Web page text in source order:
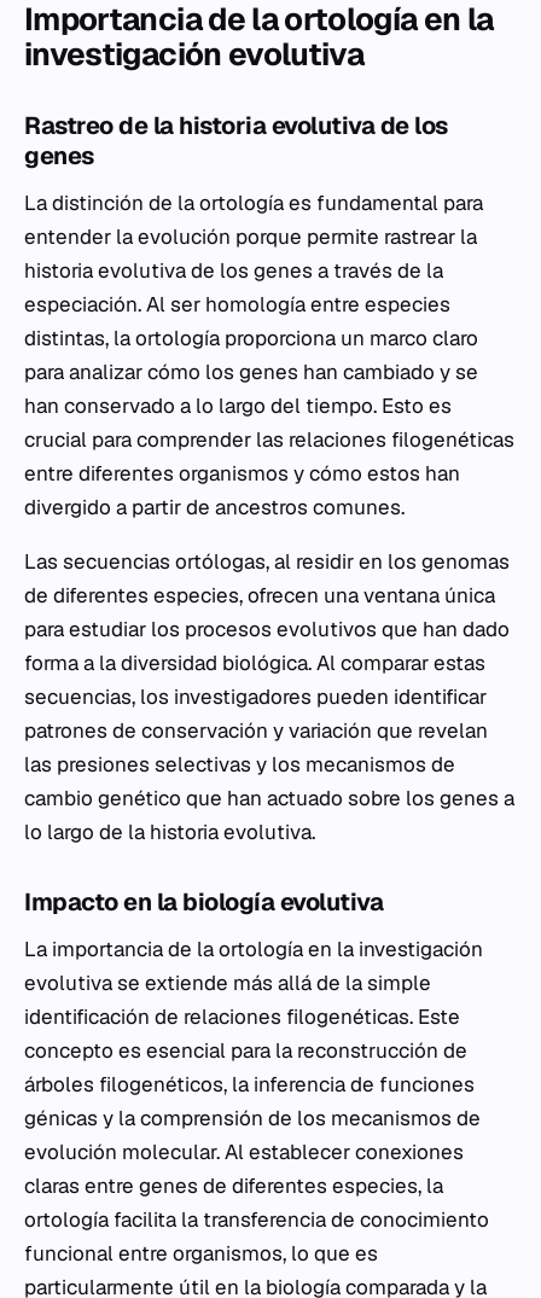
Importancia de la ortología en la
investigación evolutiva
Rastreo de la historia evolutiva de los
genes
La distinción de la ortología es fundamental para
entender la evolución porque permite rastrear la
historia evolutiva de los genes a través de la
especiación. Al ser homología entre especies
distintas, la ortología proporciona un marco claro
para analizar cómo los genes han cambiado y se
han conservado a lo largo del tiempo. Esto es
crucial para comprender las relaciones filogenéticas
entre diferentes organismos y cómo estos han
divergido a partir de ancestros comunes.
Las secuencias ortólogas, al residir en los genomas
de diferentes especies, ofrecen una ventana única
para estudiar los procesos evolutivos que han dado
forma a la diversidad biológica. Al comparar estas
secuencias, los investigadores pueden identificar
patrones de conservación y variación que revelan
las presiones selectivas y los mecanismos de
cambio genético que han actuado sobre los genes a
lo largo de la historia evolutiva.
Impacto en la biología evolutiva
La importancia de la ortología en la investigación
evolutiva se extiende más allá de la simple
identificación de relaciones filogenéticas. Este
concepto es esencial para la reconstrucción de
árboles filogenéticos, la inferencia de funciones
génicas y la comprensión de los mecanismos de
evolución molecular. Al establecer conexiones
claras entre genes de diferentes especies, la
ortología facilita la transferencia de conocimiento
funcional entre organismos, lo que es
particularmente útil en la biología comparada y la